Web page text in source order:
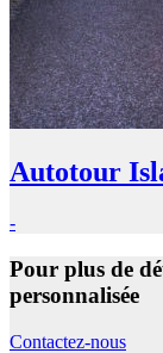
Autotour
-
Pour plus de
personnalisée
Contactez-nous